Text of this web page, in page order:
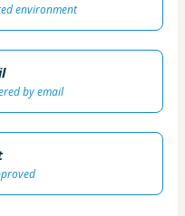
environment
by email